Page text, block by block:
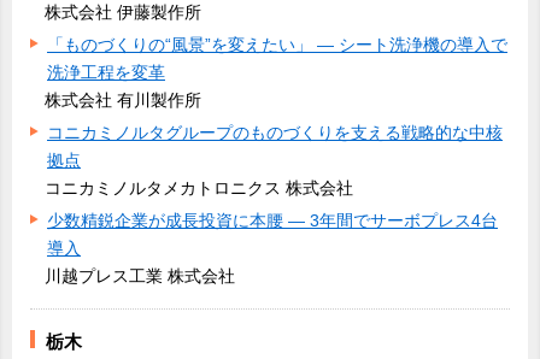
株式会社 伊藤製作所
「ものづくりの“風景”を変えたい」 ― シート洗浄機の導入で
洗浄工程を変革
株式会社 有川製作所
コニカミノルタグループのものづくりを支える戦略的な中核
拠点
コニカミノルタメカトロニクス 株式会社
少数精鋭企業が成長投資に本腰 ― 3年間でサーボプレス4台
導入
川越プレス工業 株式会社
栃木